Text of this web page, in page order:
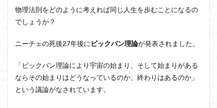
物理法則をどのように考えれば同じ人生を歩むことになるの
でしょうか？
ニーチェの死後27年後に ビックバン理論が発表されました。
「ビックバン理論により宇宙の始まり、そして始まりがある
ならその始まりはどうなっているのか、終わりはあるのか」
という議論がなされています。